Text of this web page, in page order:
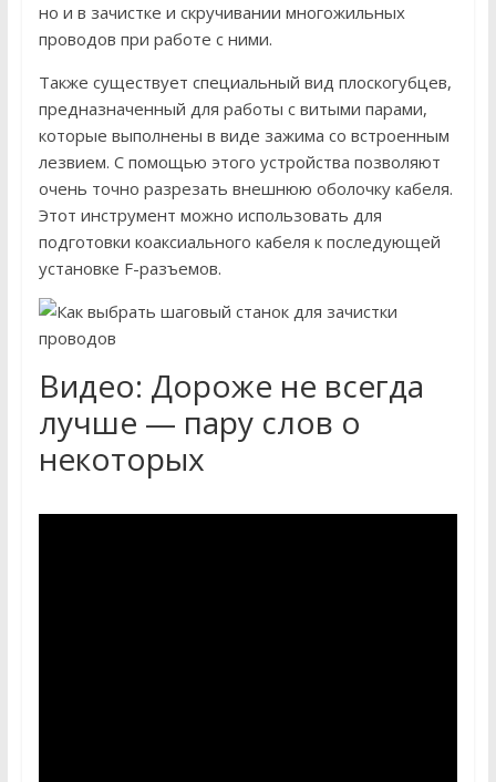
но и в зачистке и скручивании многожильных
проводов при работе с ними.
Также существует специальный вид плоскогубцев,
предназначенный для работы с витыми парами,
которые выполнены в виде зажима со встроенным
лезвием. С помощью этого устройства позволяют
очень точно разрезать внешнюю оболочку кабеля.
Этот инструмент можно использовать для
подготовки коаксиального кабеля к последующей
установке F-разъемов.
Видео: Дороже не всегда
лучше — пару слов о
некоторых